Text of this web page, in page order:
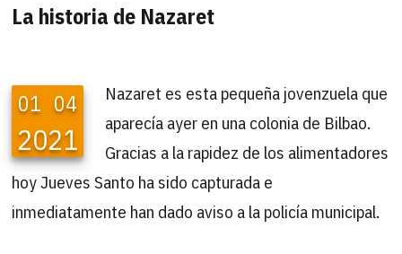
La historia de Nazaret
01 04
2021
Nazaret es esta pequeña jovenzuela que
aparecía ayer en una colonia de Bilbao.
Gracias a la rapidez de los alimentadores
hoy Jueves Santo ha sido capturada e
inmediatamente han dado aviso a la policía municipal.